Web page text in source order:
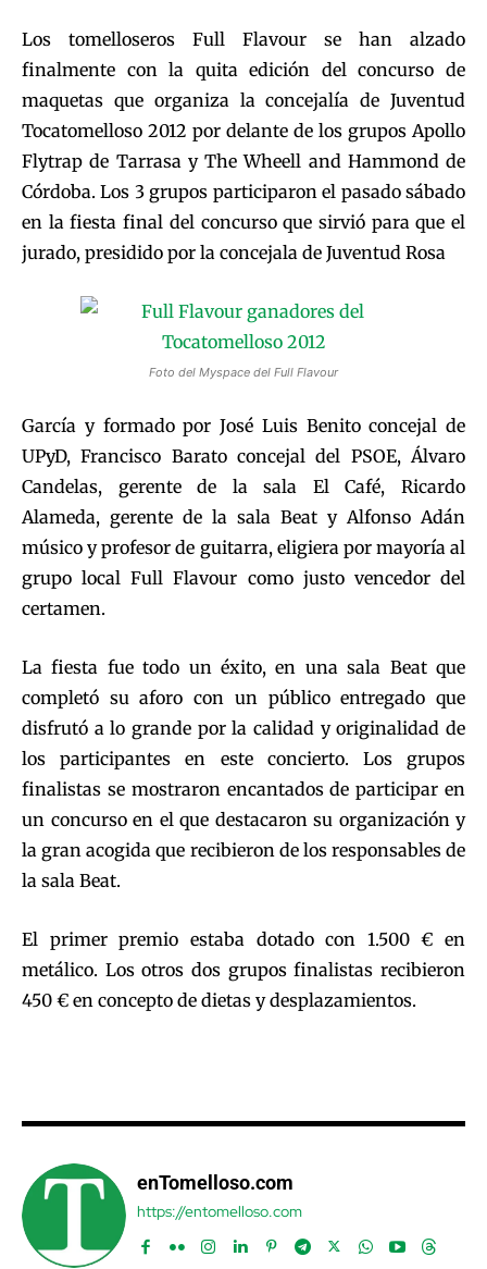
Los tomelloseros Full Flavour se han alzado
finalmente con la quita edición del concurso de
maquetas que organiza la concejalía de Juventud
Tocatomelloso 2012 por delante de los grupos Apollo
Flytrap de Tarrasa y The Wheell and Hammond de
Córdoba. Los 3 grupos participaron el pasado sábado
en la fiesta final del concurso que sirvió para que el
jurado, presidido por la concejala de Juventud Rosa
Foto del Myspace del Full Flavour
García y formado por José Luis Benito concejal de
UPyD, Francisco Barato concejal del PSOE, Álvaro
Candelas, gerente de la sala El Café, Ricardo
Alameda, gerente de la sala Beat y Alfonso Adán
músico y profesor de guitarra, eligiera por mayoría al
grupo local Full Flavour como justo vencedor del
certamen.
La fiesta fue todo un éxito, en una sala Beat que
completó su aforo con un público entregado que
disfrutó a lo grande por la calidad y originalidad de
los participantes en este concierto. Los grupos
finalistas se mostraron encantados de participar en
un concurso en el que destacaron su organización y
la gran acogida que recibieron de los responsables de
la sala Beat.
El primer premio estaba dotado con 1.500 € en
metálico. Los otros dos grupos finalistas recibieron
450 € en concepto de dietas y desplazamientos.
enTomelloso.com
https://entomelloso.com